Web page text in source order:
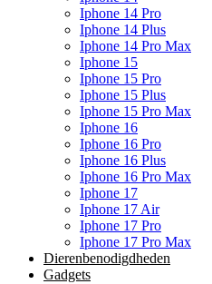
Iphone 14 Pro
Iphone 14 Plus
Iphone 14 Pro Max
Iphone 15
Iphone 15 Pro
Iphone 15 Plus
Iphone 15 Pro Max
Iphone 16
Iphone 16 Pro
Iphone 16 Plus
Iphone 16 Pro Max
Iphone 17
Iphone 17 Air
Iphone 17 Pro
Iphone 17 Pro Max
Dierenbenodigdheden
Gadgets